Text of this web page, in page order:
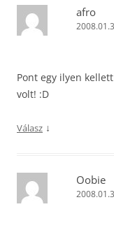
afro
Pont egy ilyen
volt! :D
Válasz ↓
Oobie